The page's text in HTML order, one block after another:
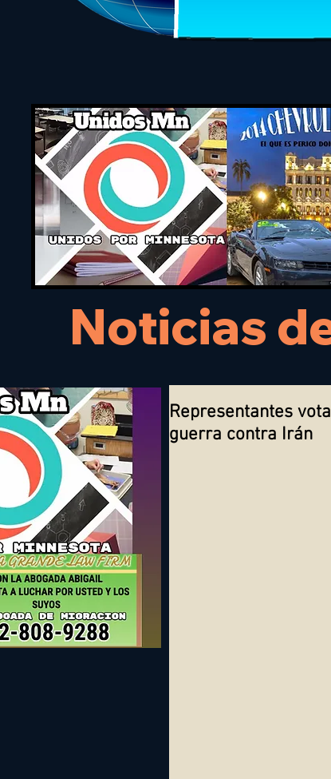
Noticias
Representantes
guerra contra Irán